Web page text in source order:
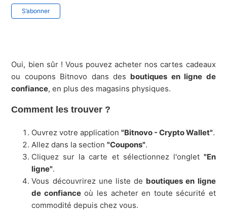
S’abonner
Oui, bien sûr ! Vous pouvez acheter nos cartes cadeaux
ou coupons Bitnovo dans des boutiques en ligne de
confiance, en plus des magasins physiques.
Comment les trouver ?
Ouvrez votre application"Bitnovo - Crypto Wallet".
Allez dans la section"Coupons".
Cliquez sur la carte et sélectionnez l'onglet "En
ligne".
Vous découvrirez une liste de boutiques en ligne
de confianceoù les acheter en toute sécurité et
commodité depuis chez vous.